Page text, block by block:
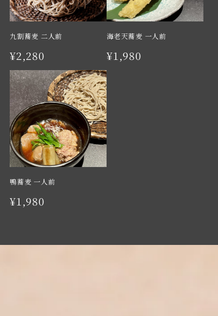
九割蕎麦 二人前
¥2,280
海老天蕎麦 一人前
¥1,980
鴨蕎麦 一人前
¥1,980